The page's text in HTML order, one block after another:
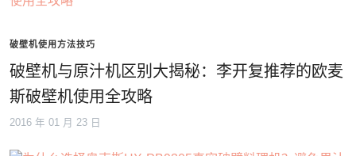
破壁机使用方法技巧
破壁机与原汁机区别大揭秘：李开复推荐的欧麦
斯破壁机使用全攻略
2016 年 01 月 23 日